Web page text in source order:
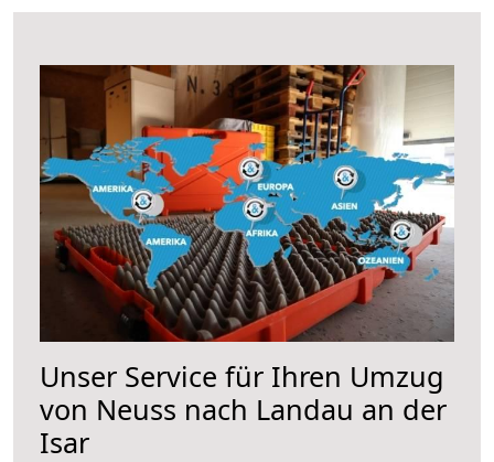
Unser Service für Ihren Umzug
von Neuss nach Landau an der
Isar